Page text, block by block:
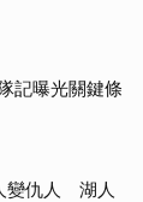
記曝光關鍵條
變仇人 湖人